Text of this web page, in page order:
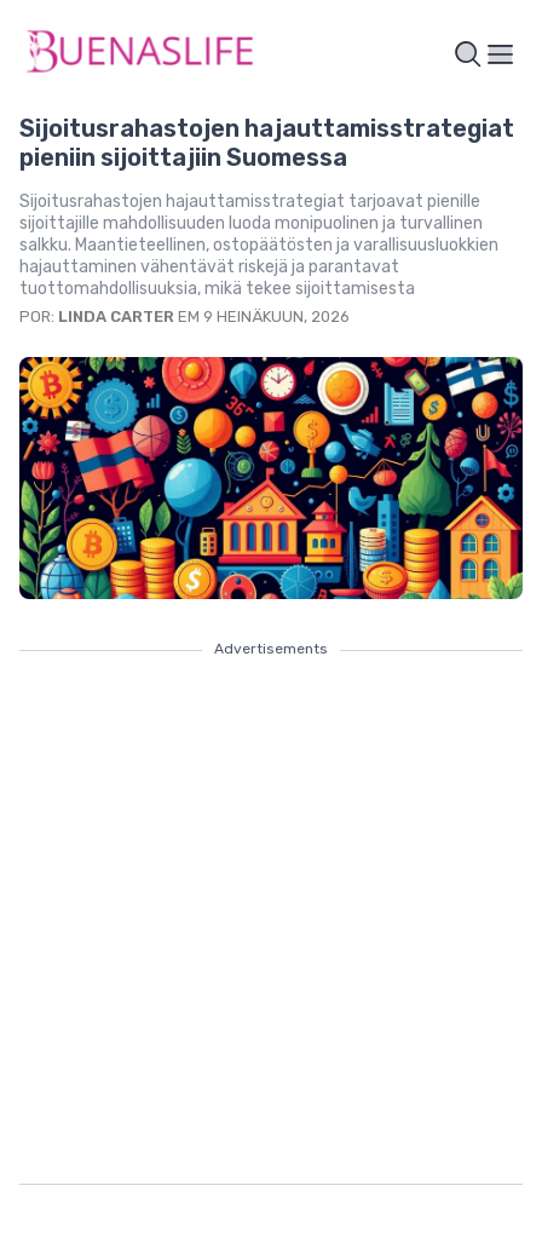
Sijoitusrahastojen hajauttamisstrategiat
pieniin sijoittajiin Suomessa
Sijoitusrahastojen hajauttamisstrategiat tarjoavat pienille
sijoittajille mahdollisuuden luoda monipuolinen ja turvallinen
salkku. Maantieteellinen, ostopäätösten ja varallisuusluokkien
hajauttaminen vähentävät riskejä ja parantavat
tuottomahdollisuuksia, mikä tekee sijoittamisesta
POR: LINDA CARTER EM 9 HEINÄKUUN, 2026
Advertisements